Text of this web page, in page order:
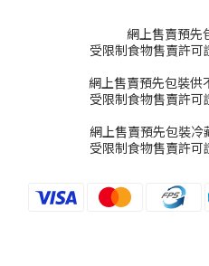
網上售賣預先
受限制食物售賣許
網上售賣預先包裝供
受限制食物售賣許
網上售賣預先包裝冷
受限制食物售賣許